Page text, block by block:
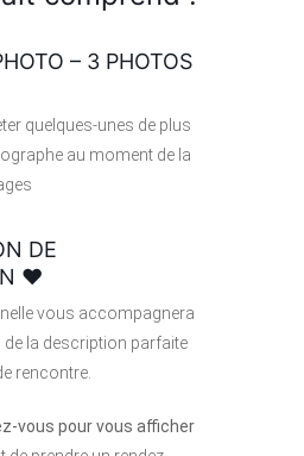
– 3 PHOTOS
quelques-unes de plus
au moment de la
DE
♥
vous accompagnera
la description parfaite
rencontre.
vous pour vous afficher